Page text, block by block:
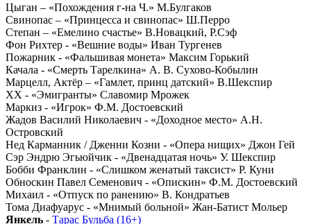
Цыган – «Похождения г-на Ч.» М.Булгаков
Свинопас – «Принцесса и свинопас» Ш.Перро
Степан – «Емелино счастье» В.Новацкий, Р.Сэф
Фон Рихтер - «Вешние воды» Иван Тургенев
Пожарник - «Фальшивая монета» Максим Горький
Качала - «Смерть Тарелкина» А. В. Сухово-Кобылин
Марцелл, Актёр – «Гамлет, принц датский» В.Шекспир
ХХ - «Эмигранты» Славомир Мрожек
Маркиз - «Игрок» Ф.М. Достоевский
Жадов Василий Николаевич - «Доходное место» А.Н.
Островский
Нед Карманник / Дженни Козни - «Опера нищих» Джон Гей
Сэр Эндрю Эгьюйчик - «Двенадцатая ночь» У. Шекспир
Бобби Франклин - «Слишком женатый таксист» Р. Куни
Обноскин Павел Семенович - «Опискин» Ф.М. Достоевский
Михаил - «Отпуск по ранению» В. Кондратьев
Тома Диафуарус - «Мнимый больной» Жан-Батист Мольер
Янкель - Тарас Бульба (16+)